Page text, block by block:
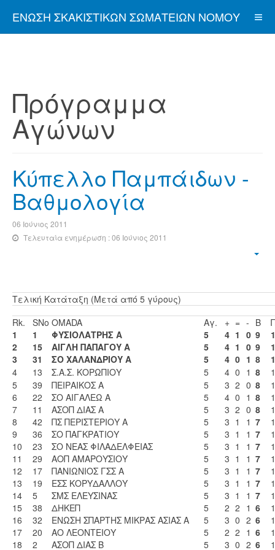
ΈΝΩΣΗ ΣΚΑΚΙΣΤΙΚΏΝ ΣΩΜΑΤΕΊΩΝ ΝΟΜΟΎ
Πρόγραμμα
Αγώνων
Κύπελλο Παμπάιδων -
Βαθμολογία
06 Ιούνιος 2011
Τελευταία ενημέρωση : 06 Ιούνιος 2011
Τελική Κατάταξη (Μετά από 5 γύρους)
Rk.
SNo OMADA Αγ. + = - Β
1
1 ΦΥΣΙΟΛΑΤΡΗΣ Α 5 4 1 0 9
2
15 ΑΙΓΛΗ ΠΑΠΑΓΟΥ Α 5 4 1 0 9
3
31 ΣΟ ΧΑΛΑΝΔΡΙΟΥ Α 5 4 0 1 8
4
13 Σ.Α.Σ. ΚΟΡΩΠΙΟΥ 5 4 0 1 8
5
39 ΠΕΙΡΑΙΚΟΣ Α 5 3 2 0 8
6
22 ΣΟ ΑΙΓΑΛΕΩ Α 5 4 0 1 8
7
11 ΑΣΟΠ ΔΙΑΣ Α 5 3 2 0 8
8
42 ΠΣ ΠΕΡΙΣΤΕΡΙΟΥ Α 5 3 1 1 7
9
36 ΣΟ ΠΑΓΚΡΑΤΙΟΥ 5 3 1 1 7
10
23 ΣΟ ΝΕΑΣ ΦΙΛΑΔΕΛΦΕΙΑΣ 5 3 1 1 7
11
29 ΑΟΠ ΑΜΑΡΟΥΣΙΟΥ 5 3 1 1 7
12
17 ΠΑΝΙΩΝΙΟΣ ΓΣΣ Α 5 3 1 1 7
13
19 ΕΣΣ ΚΟΡΥΔΑΛΛΟΥ 5 3 1 1 7
14
5 ΣΜΣ ΕΛΕΥΣΙΝΑΣ 5 3 1 1 7
15
38 ΔΗΚΕΠ 5 2 2 1 6
16
32 ΕΝΩΣΗ ΣΠΑΡΤΗΣ ΜΙΚΡΑΣ ΑΣΙΑΣ Α 5 3 0 2 6
17
20 ΑΟ ΛΕΟΝΤΕΙΟΥ 5 2 2 1 6
18
2 ΑΣΟΠ ΔΙΑΣ Β 5 3 0 2 6